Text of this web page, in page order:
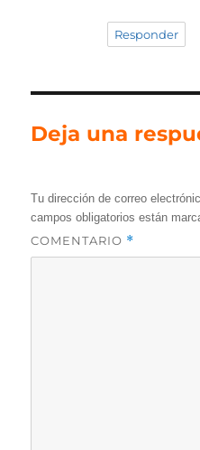
Responder
Deja una
Tu dirección de correo
campos obligatorios están
COMENTARIO *